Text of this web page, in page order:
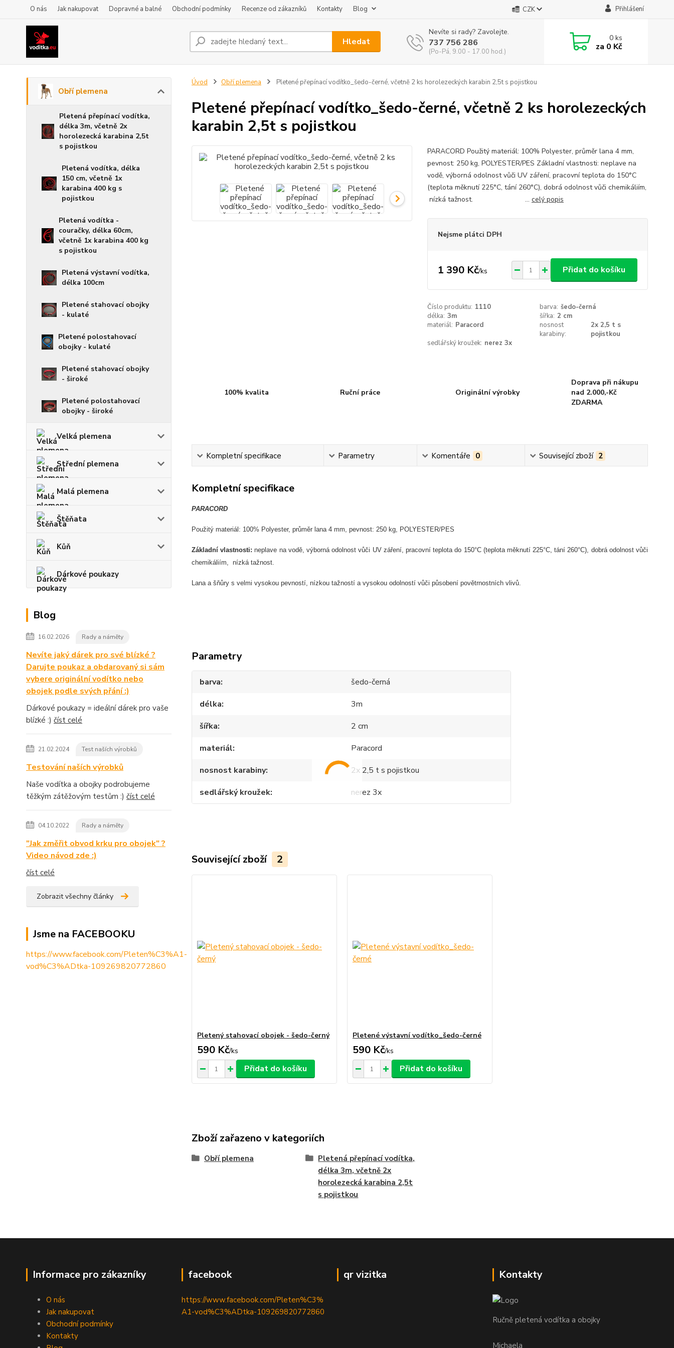
O nás Jak nakupovat Dopravné a balné Obchodní podmínky Recenze od zákazníků Kontakty Blog CZK Přihlášení
Hledat
Nevíte si rady? Zavolejte.
737 756 286
(Po-Pá, 9.00 - 17.00 hod.)
0ks
za 0 Kč
Obří plemena
Pletená přepínací vodítka,
délka 3m, včetně 2x
horolezecká karabina 2,5t
s pojistkou
Pletená vodítka, délka
150 cm, včetně 1x
karabina 400 kg s
pojistkou
Pletená vodítka -
couračky, délka 60cm,
včetně 1x karabina 400 kg
s pojistkou
Pletená výstavní vodítka,
délka 100cm
Pletené stahovací obojky
- kulaté
Pletené polostahovací
obojky - kulaté
Pletené stahovací obojky
- široké
Pletené polostahovací
obojky - široké
Velká plemena
Střední plemena
Malá plemena
Štěňata
Kůň
Dárkové poukazy
Blog
16.02.2026 Rady a náměty
Nevíte jaký dárek pro své blízké ?
Darujte poukaz a obdarovaný si sám
vybere originální vodítko nebo
obojek podle svých přání :)
Dárkové poukazy = ideální dárek pro vaše
blízké :) číst celé
21.02.2024 Test naších výrobků
Testování naších výrobků
Naše vodítka a obojky podrobujeme
těžkým zátěžovým testům :) číst celé
04.10.2022 Rady a náměty
"Jak změřit obvod krku pro obojek" ?
Video návod zde :)
číst celé
Zobrazit všechny články
Jsme na FACEBOOKU
https://www.facebook.com/Pleten%C3%A1-
vod%C3%ADtka-109269820772860
Úvod Obří plemena Pletené přepínací vodítko_šedo-černé, včetně 2 ks horolezeckých karabin 2,5t s pojistkou
Pletené přepínací vodítko_šedo-černé, včetně 2 ks horolezeckých
karabin 2,5t s pojistkou
PARACORD Použitý materiál: 100% Polyester, průměr lana 4 mm,
pevnost: 250 kg, POLYESTER/PES Základní vlastnosti: neplave na
vodě, výborná odolnost vůči UV záření, pracovní teplota do 150°C
(teplota měknutí 225°C, tání 260°C), dobrá odolnost vůči chemikáliím,
nízká tažnost. ... celý popis
Nejsme plátci DPH
1 390 Kč/ks Přidat do košíku
Číslo produktu: 1110 barva: šedo-černá
délka: 3m šířka: 2 cm
materiál: Paracord
nosnost
karabiny:
2x 2,5 t s
pojistkou
sedlářský kroužek: nerez 3x
100% kvalita Ruční práce Originální výrobky
Doprava při nákupu
nad 2.000,-Kč
ZDARMA
Kompletní specifikace Parametry Komentáře 0 Související zboží 2
Kompletní specifikace
PARACORD
Použitý materiál: 100% Polyester, průměr lana 4 mm, pevnost: 250 kg, POLYESTER/PES
Základní vlastnosti:neplave na vodě, výborná odolnost vůči UV záření, pracovní teplota do 150°C (teplota měknutí 225°C, tání 260°C), dobrá odolnost vůči
chemikáliím, nízká tažnost.
Lana a šňůry s velmi vysokou pevností, nízkou tažností a vysokou odolností vůči působení povětrnostních vlivů.
Parametry
barva
šedo-černá
délka
3m
šířka
2 cm
materiál
Paracord
nosnost karabiny
2x 2,5 t s pojistkou
sedlářský kroužek
nerez 3x
Související zboží 2
Pletený stahovací obojek - šedo-černý
590 Kč/ks
Přidat do košíku
Pletené výstavní vodítko_šedo-černé
590 Kč/ks
Přidat do košíku
Zboží zařazeno v kategoriích
Obří plemena
Pletená přepínací vodítka,
délka 3m, včetně 2x
horolezecká karabina 2,5t
s pojistkou
Informace pro zákazníky
O nás
Jak nakupovat
Obchodní podmínky
Kontakty
facebook
https://www.facebook.com/Pleten%C3%
A1-vod%C3%ADtka-109269820772860
qr vizitka Kontakty
Ručně pletená vodítka a obojky
Michaela